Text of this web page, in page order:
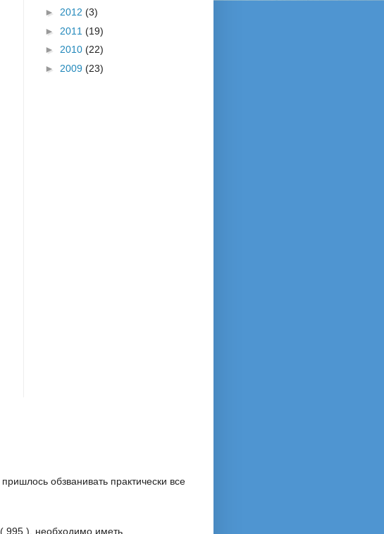
► 2012 (3)
► 2011 (19)
► 2010 (22)
► 2009 (23)
обзванивать практически все
995 ), необходимо иметь